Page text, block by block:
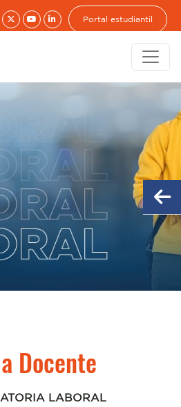
Portal estudiantil
Docente
LABORAL